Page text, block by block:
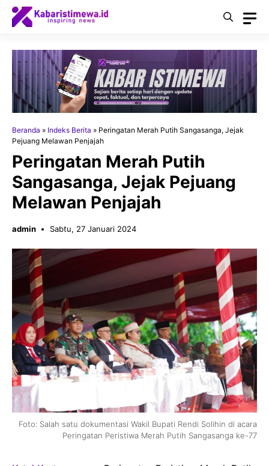
Langsung
Beranda » Indeks Berita » Peringatan Merah Putih Sangasanga, Jejak
Pejuang Melawan Penjajah
Peringatan Merah Putih
Sangasanga, Jejak Pejuang
Melawan Penjajah
admin Sabtu, 27 Januari 2024
Foto: Salah satu dokumentasi Wakil Bupati Rendi Solihin di acara
Peringatan Peristiwa Merah Putih Sangasanga ke-77